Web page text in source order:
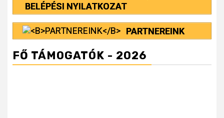
BELÉPÉSI NYILATKOZAT
PARTNEREINK
FŐ TÁMOGATÓK - 2026